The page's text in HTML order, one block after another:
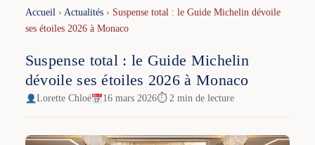
Accueil› Actualités› Suspense total : le Guide Michelin dévoile
ses étoiles 2026 à Monaco
Suspense total : le Guide Michelin
dévoile ses étoiles 2026 à Monaco
Lorette Chloé 16 mars 2026⏱ 2 min de lecture